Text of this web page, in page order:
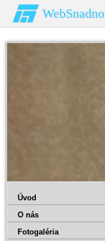
WebSnadno
Úvod
O nás
Fotogaléria